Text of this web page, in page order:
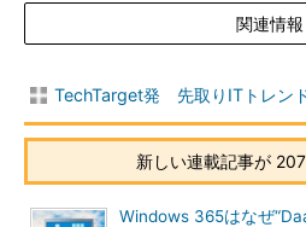
関連情報
TechTarget発 先取りITトレン
新しい連載記事が
Windows 365はなぜ